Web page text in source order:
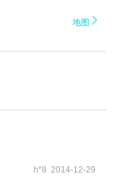
地图 
h*8 2014-12-29